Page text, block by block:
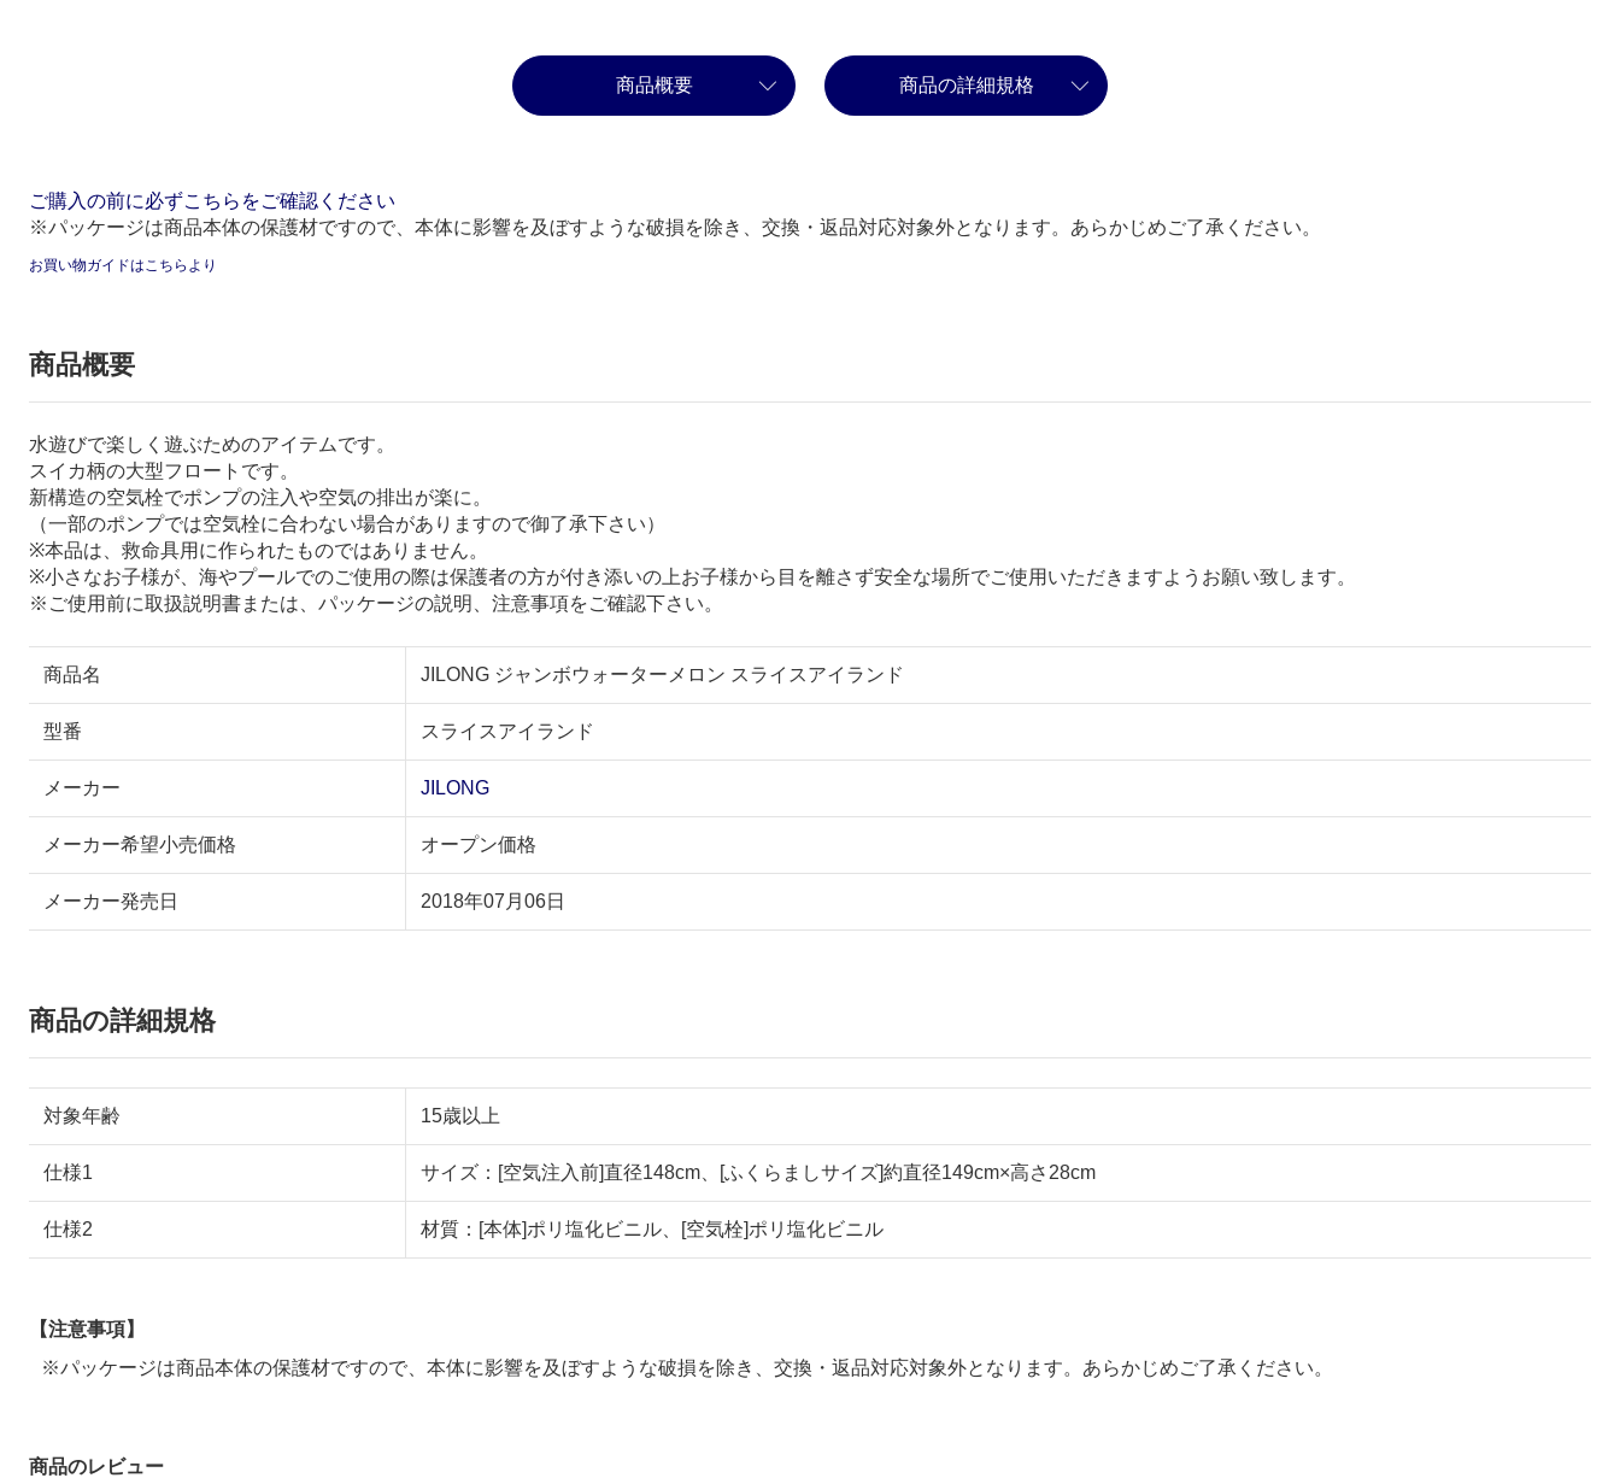
商品概要 商品の詳細規格
ご購入の前に必ずこちらをご確認ください
※パッケージは商品本体の保護材ですので、本体に影響を及ぼすような破損を除き、交換・返品対応対象外となります。あらかじめご了承ください。
お買い物ガイドはこちらより
商品概要
水遊びで楽しく遊ぶためのアイテムです。
スイカ柄の大型フロートです。
新構造の空気栓でポンプの注入や空気の排出が楽に。
（一部のポンプでは空気栓に合わない場合がありますので御了承下さい）
※本品は、救命具用に作られたものではありません。
※小さなお子様が、海やプールでのご使用の際は保護者の方が付き添いの上お子様から目を離さず安全な場所でご使用いただきますようお願い致します。
※ご使用前に取扱説明書または、パッケージの説明、注意事項をご確認下さい。
商品名 JILONG ジャンボウォーターメロン スライスアイランド
型番 スライスアイランド
メーカー JILONG
メーカー希望小売価格 オープン価格
メーカー発売日 2018年07月06日
商品の詳細規格
対象年齢 15歳以上
仕様1 サイズ：[空気注入前]直径148cm、[ふくらましサイズ]約直径149cm×高さ28cm
仕様2 材質：[本体]ポリ塩化ビニル、[空気栓]ポリ塩化ビニル
【注意事項】
※パッケージは商品本体の保護材ですので、本体に影響を及ぼすような破損を除き、交換・返品対応対象外となります。あらかじめご了承ください。
商品のレビュー